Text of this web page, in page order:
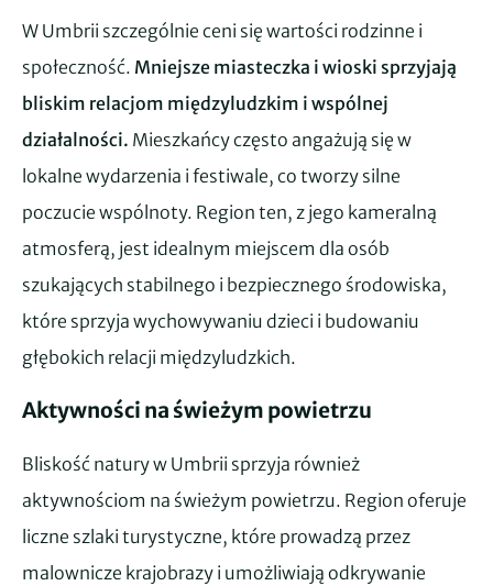
W Umbrii szczególnie ceni się wartości rodzinne i
społeczność. Mniejsze miasteczka i wioski sprzyjają
bliskim relacjom międzyludzkim i wspólnej
działalności. Mieszkańcy często angażują się w
lokalne wydarzenia i festiwale, co tworzy silne
poczucie wspólnoty. Region ten, z jego kameralną
atmosferą, jest idealnym miejscem dla osób
szukających stabilnego i bezpiecznego środowiska,
które sprzyja wychowywaniu dzieci i budowaniu
głębokich relacji międzyludzkich.
Aktywności na świeżym powietrzu
Bliskość natury w Umbrii sprzyja również
aktywnościom na świeżym powietrzu. Region oferuje
liczne szlaki turystyczne, które prowadzą przez
malownicze krajobrazy i umożliwiają odkrywanie